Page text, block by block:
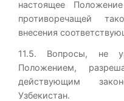
настоящее
противоречащей
внесения
11.5. Вопросы, не
Положением,
действующим
Узбекистан.